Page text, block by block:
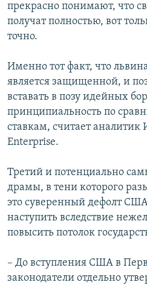
прекрасно понимают, что
получат полностью, вот
точно.
Именно тот факт, что
является защищенной, и
вставать в позу идейных
принципиальность по
ставкам, считает аналитик
Enterprise.
Третий и потенциально
драмы, в тени которого
это суверенный дефолт
наступить вследствие
повысить потолок
– До вступления США в
законодатели отдельно